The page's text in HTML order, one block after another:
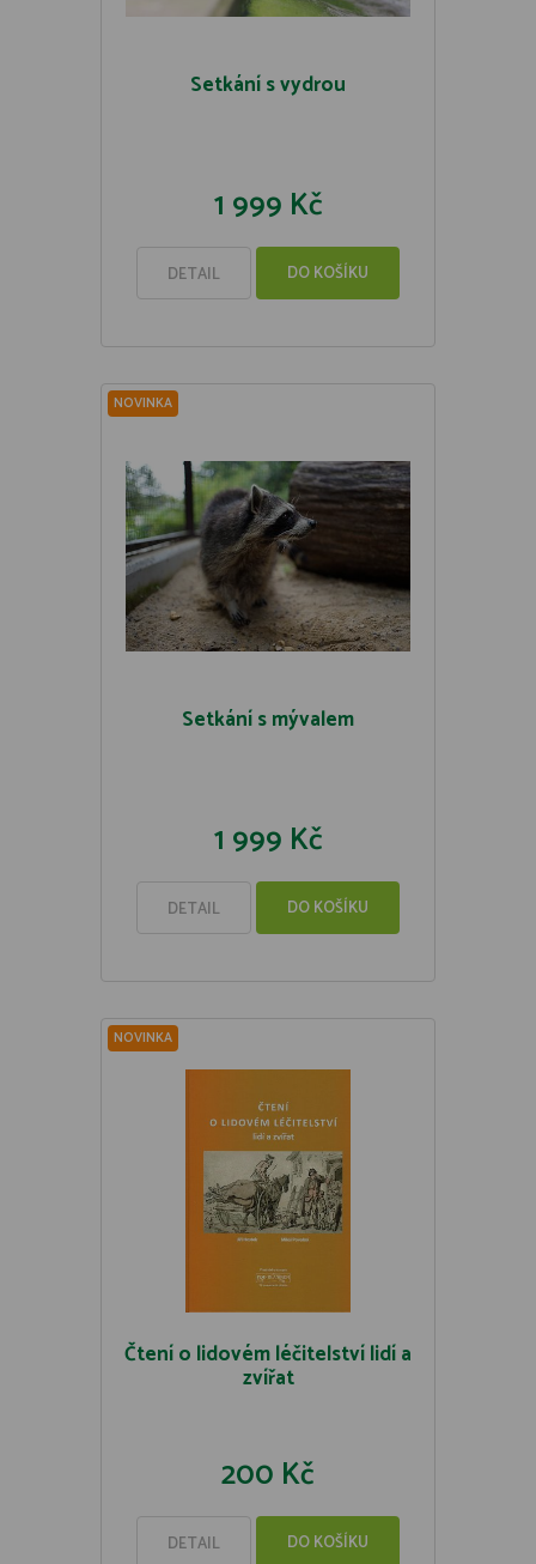
Setkání s vydrou
1 999 Kč
DETAIL DO KOŠÍKU
NOVINKA
Setkání s mývalem
1 999 Kč
DETAIL DO KOŠÍKU
NOVINKA
Čtení o lidovém léčitelství lidí a
zvířat
200 Kč
DETAIL DO KOŠÍKU